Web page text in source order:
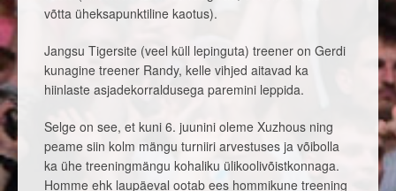
võtta üheksapunktiline kaotus).
Jangsu Tigersite (veel küll lepinguta) treener on Gerdi
kunagine treener Randy, kelle vihjed aitavad ka
hiinlaste asjadekorraldusega paremini leppida.
Selge on see, et kuni 6. juunini oleme Xuzhous ning
peame siin kolm mängu turniiri arvestuses ja võibolla
ka ühe treeningmängu kohaliku ülikoolivõistkonnaga.
Homme ehk laupäeval ootab ees hommikune treening